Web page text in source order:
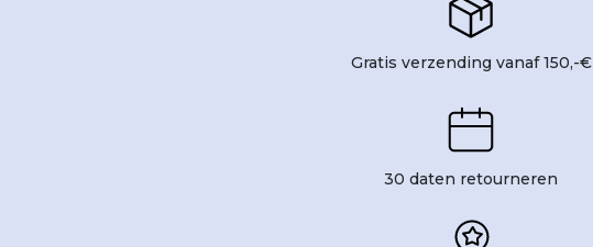
Gratis verzending vanaf 150,-€
30 daten retourneren